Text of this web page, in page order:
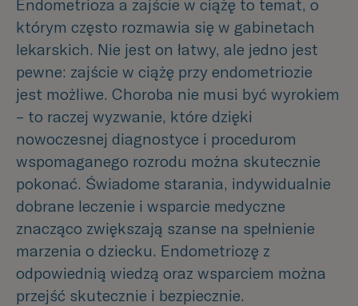
Endometrioza a zajście w ciążę to temat, o
którym często rozmawia się w gabinetach
lekarskich. Nie jest on łatwy, ale jedno jest
pewne: zajście w ciążę przy endometriozie
jest możliwe. Choroba nie musi być wyrokiem
– to raczej wyzwanie, które dzięki
nowoczesnej diagnostyce i procedurom
wspomaganego rozrodu można skutecznie
pokonać. Świadome starania, indywidualnie
dobrane leczenie i wsparcie medyczne
znacząco zwiększają szanse na spełnienie
marzenia o dziecku. Endometriozę z
odpowiednią wiedzą oraz wsparciem można
przejść skutecznie i bezpiecznie.